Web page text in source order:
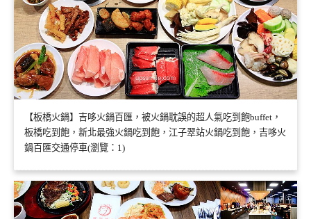
【板橋火鍋】吉哆火鍋百匯，被火鍋耽誤的超人氣吃到飽buffet，
板橋吃到飽，新北最強火鍋吃到飽，江子翠站火鍋吃到飽，吉哆火
鍋百匯交通停車(瀏覽：1)